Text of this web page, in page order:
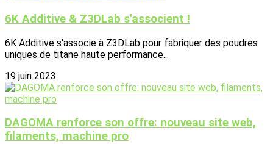
6K Additive & Z3DLab s'associent !
6K Additive s'associe à Z3DLab pour fabriquer des poudres
uniques de titane haute performance...
19 juin 2023
DAGOMA renforce son offre: nouveau site web,
filaments, machine pro